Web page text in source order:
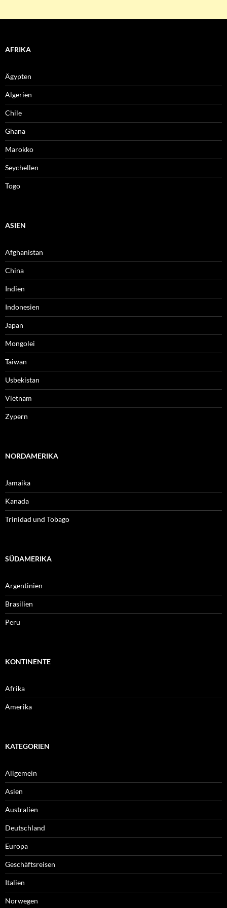
AFRIKA
Ägypten
Algerien
Chile
Ghana
Marokko
Seychellen
Togo
ASIEN
Afghanistan
China
Indien
Indonesien
Japan
Mongolei
Taiwan
Usbekistan
Vietnam
Zypern
NORDAMERIKA
Jamaika
Kanada
Trinidad und Tobago
SÜDAMERIKA
Argentinien
Brasilien
Peru
KONTINENTE
Afrika
Amerika
KATEGORIEN
Allgemein
Asien
Australien
Deutschland
Europa
Geschäftsreisen
Italien
Norwegen